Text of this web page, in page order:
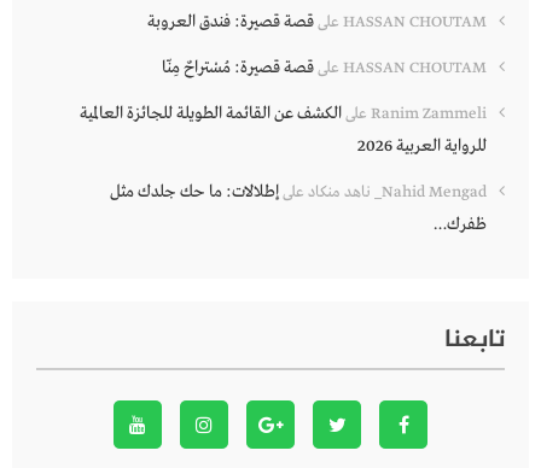
HASSAN CHOUTAM علىقصة قصيرة: فندق العروبة
HASSAN CHOUTAM علىقصة قصيرة: مُسْتراحٌ مِنّا
Ranim Zammeli علىالكشف عن القائمة الطويلة للجائزة العالمية
للرواية العربية 2026
Nahid Mengad_ ناهد منكاد علىإطلالات: ما حك جلدك مثل
ظفرك…
تابعنا